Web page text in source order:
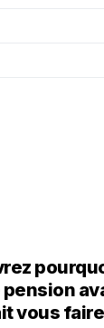
vous faire